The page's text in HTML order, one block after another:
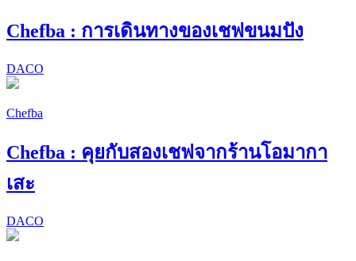
Chefba : การเดินทางของเชฟขนมปัง
DACO
Chefba
Chefba : คุยกับสองเชฟจากร้านโอมากา
เสะ
DACO